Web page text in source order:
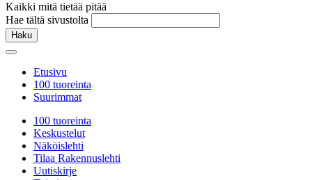
Kaikki mitä tietää pitää
Hae tältä sivustolta
Haku
Etusivu
100 tuoreinta
Suurimmat
100 tuoreinta
Keskustelut
Näköislehti
Tilaa Rakennuslehti
Uutiskirje